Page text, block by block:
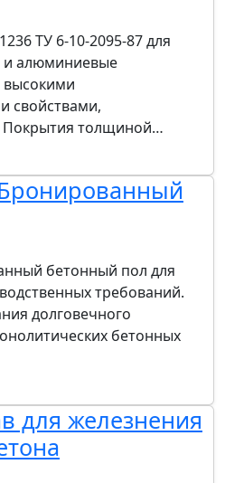
ТУ 6-10-2095-87 для
и алюминиевые
высокими
свойствами,
Покрытия толщиной…
бетонный пол для
требований.
долговечного
бетонных
для железнения